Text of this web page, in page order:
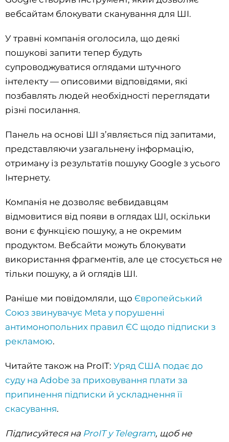
вебсайтам блокувати сканування для ШІ.
У травні компанія оголосила, що деякі
пошукові запити тепер будуть
супроводжуватися оглядами штучного
інтелекту — описовими відповідями, які
позбавлять людей необхідності переглядати
різні посилання.
Панель на основі ШІ з’являється під запитами,
представляючи узагальнену інформацію,
отриману із результатів пошуку Google з усього
Інтернету.
Компанія не дозволяє вебвидавцям
відмовитися від появи в оглядах ШІ, оскільки
вони є функцією пошуку, а не окремим
продуктом. Вебсайти можуть блокувати
використання фрагментів, але це стосується не
тільки пошуку, а й оглядів ШІ.
Раніше ми повідомляли, що Європейський
Союз звинувачує Meta у порушенні
антимонопольних правил ЄС щодо підписки з
рекламою.
Читайте також на ProIT: Уряд США подає до
суду на Adobe за приховування плати за
припинення підписки й ускладнення її
скасування.
Підписуйтеся на ProIT у Telegram, щоб не